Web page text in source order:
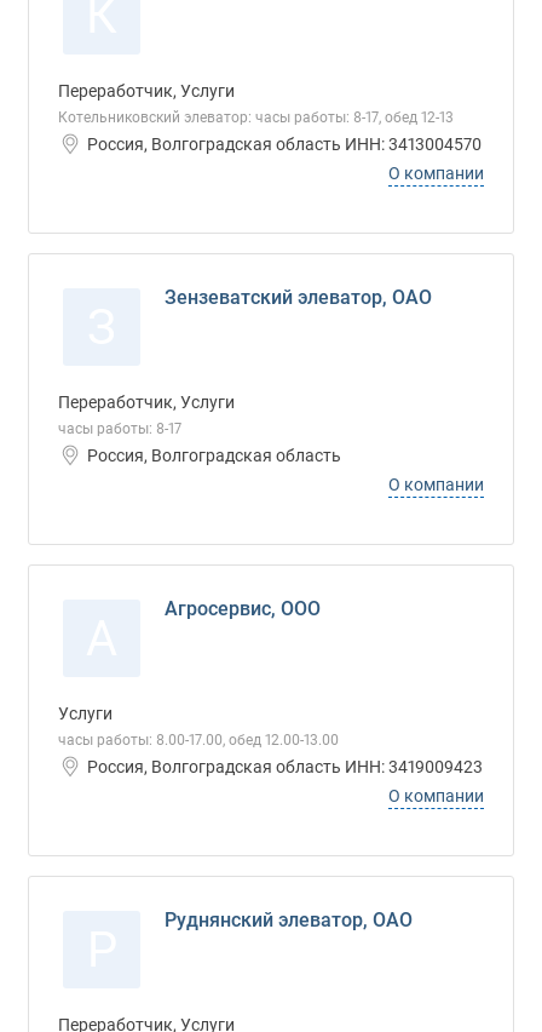
Переработчик, Услуги
Котельниковский элеватор: часы работы: 8-17, обед 12-13
Россия, Волгоградская область ИНН: 3413004570
О компании
Зензеватский элеватор, ОАО
Переработчик, Услуги
часы работы: 8-17
Россия, Волгоградская область
О компании
Агросервис, ООО
Услуги
часы работы: 8.00-17.00, обед 12.00-13.00
Россия, Волгоградская область ИНН: 3419009423
О компании
Руднянский элеватор, ОАО
Переработчик, Услуги